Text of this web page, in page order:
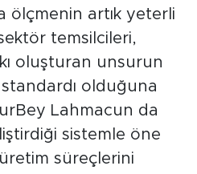
ölçmenin artık yeterli
temsilcileri,
oluşturan unsurun
olduğuna
Lahmacun da
sistemle öne
süreçlerini